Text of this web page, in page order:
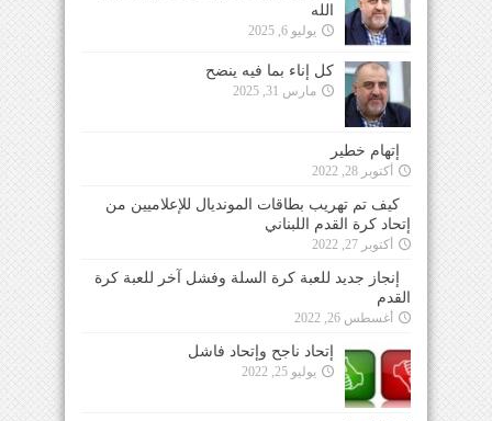
الله
يوليو 6, 2025
كل إناء بما فيه ينضح
مارس 31, 2025
إتهام خطير
أكتوبر 28, 2022
كيف تم تهريب بطاقات المونديال للإعلاميين من
إتحاد كرة القدم اللبناني
أكتوبر 27, 2022
إنجاز جديد للعبة كرة السلة وفشل آخر للعبة كرة
القدم
أغسطس 26, 2022
إتحاد ناجح وإتحاد فاشل
يوليو 25, 2022